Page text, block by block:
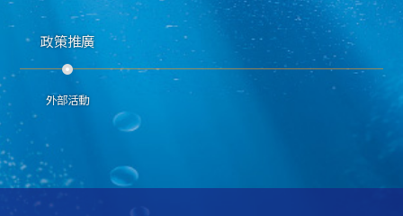
政策推廣
外部活動